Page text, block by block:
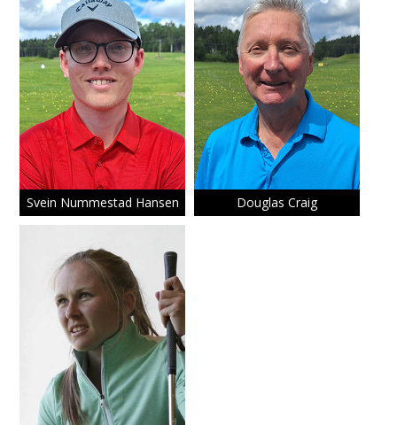
Svein Nummestad Hansen Douglas Craig